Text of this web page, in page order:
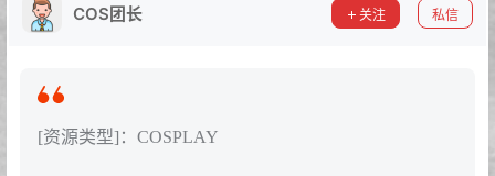
COS团长 关注 私信
[资源类型]：COSPLAY